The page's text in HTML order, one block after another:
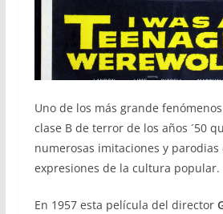
Uno de los más grande
clase B de terror de los años ´50
numerosas imitaciones y parodias
expresiones de la cultura popular.
En 1957 esta película del director